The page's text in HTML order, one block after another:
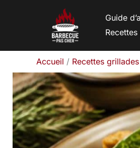
Guide
Accueil Recettes grillades